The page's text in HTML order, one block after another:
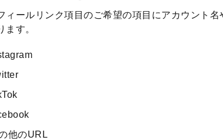
ィールリンク項目のご希望の項目にアカウント
ます。
他のURL